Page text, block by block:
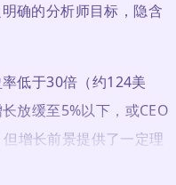
确的分析师目标，隐含
低于30倍（约124美
放缓至5%以下，或CEO
增长前景提供了一定理